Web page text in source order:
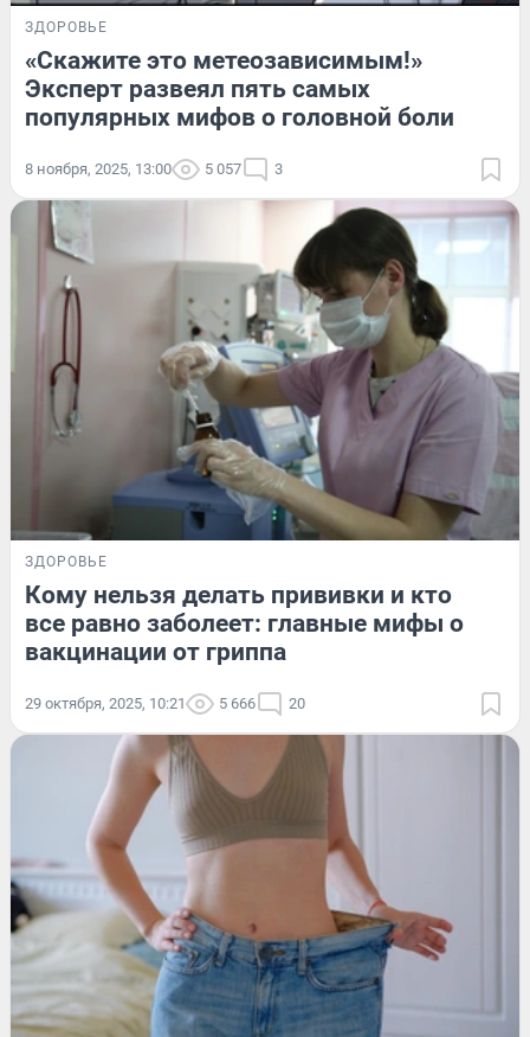
ЗДОРОВЬЕ
«Скажите это метеозависимым!»
Эксперт развеял пять самых
популярных мифов о головной боли
8 ноября, 2025, 13:00 5 057 3
ЗДОРОВЬЕ
Кому нельзя делать прививки и кто
все равно заболеет: главные мифы о
вакцинации от гриппа
29 октября, 2025, 10:21 5 666 20